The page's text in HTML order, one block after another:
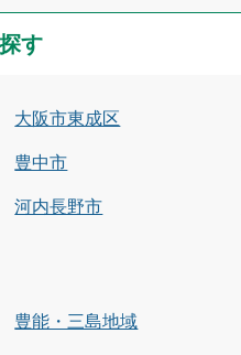
す
大阪市東成区
豊中市
河内長野市
豊能・三島地域